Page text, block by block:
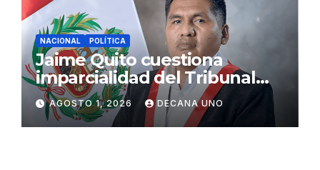
NACIONAL POLÍTICA
Jaime Quito cuestiona
imparcialidad del Tribunal
Constitucional tras liberación
de Ollanta Humala
AGOSTO 1, 2026 DECANA UNO